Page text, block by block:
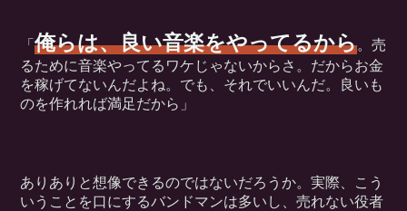
「俺らは、良い音楽をやってるから。売
るために音楽やってるワケじゃないからさ。だからお金
を稼げてないんだよね。でも、それでいいんだ。良いも
のを作れれば満足だから」
ありありと想像できるのではないだろうか。実際、こう
いうことを口にするバンドマンは多いし、売れない役者